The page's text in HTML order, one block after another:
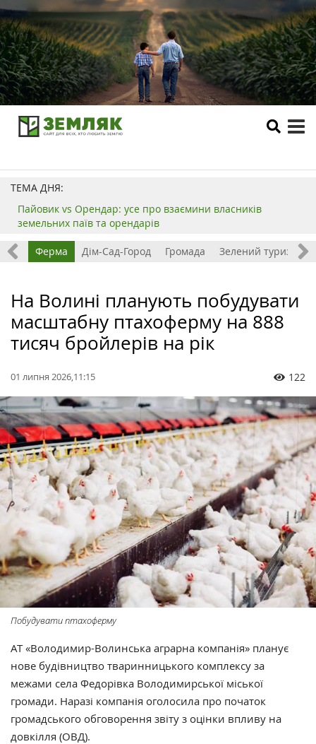
ТЕМА ДНЯ:
Пайовик vs Орендар: усе про взаємини власників
земельних паїв та орендарів
Ферма Дім-Сад-Город Громада Зелений туризм
На Волині планують побудувати
масштабну птахоферму на 888
тисяч бройлерів на рік
01 липня 2026,11:15 122
Побудувати птахоферму
АТ «Володимир-Волинська аграрна компанія» планує
нове будівництво тваринницького комплексу за
межами села Федорівка Володимирської міської
громади. Наразі компанія оголосила про початок
громадського обговорення звіту з оцінки впливу на
довкілля (ОВД).